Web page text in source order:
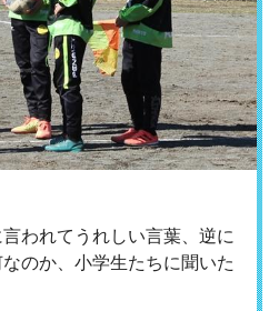
われてうれしい言葉、逆に
のか、小学生たちに聞いた